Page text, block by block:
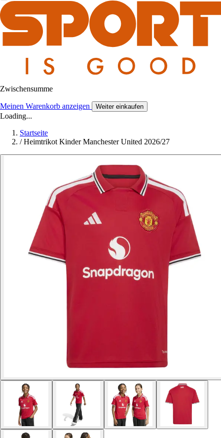
Zwischensumme
Meinen Warenkorb anzeigen Weiter einkaufen
Loading...
Startseite
/ Heimtrikot Kinder Manchester United 2026/27